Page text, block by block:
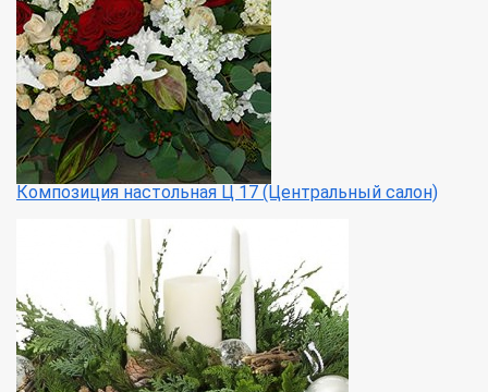
Композиция настольная Ц 17 (Центральный салон)